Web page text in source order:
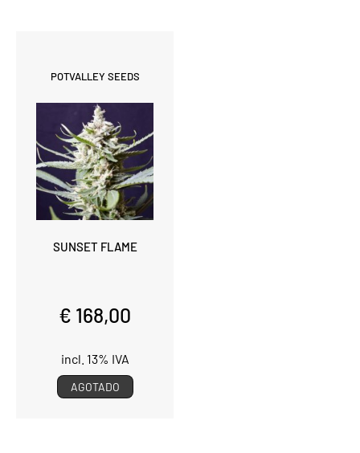
POTVALLEY SEEDS
SUNSET FLAME
€ 168,00
incl. 13% IVA
AGOTADO